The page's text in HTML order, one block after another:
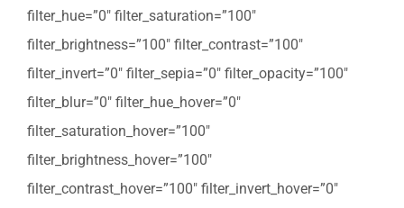
filter_hue=”0″ filter_saturation=”100″
filter_brightness=”100″ filter_contrast=”100″
filter_invert=”0″ filter_sepia=”0″ filter_opacity=”100″
filter_blur=”0″ filter_hue_hover=”0″
filter_saturation_hover=”100″
filter_brightness_hover=”100″
filter_contrast_hover=”100″ filter_invert_hover=”0″